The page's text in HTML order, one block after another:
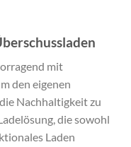
mit
den eigenen
Nachhaltigkeit zu
die sowohl
Laden